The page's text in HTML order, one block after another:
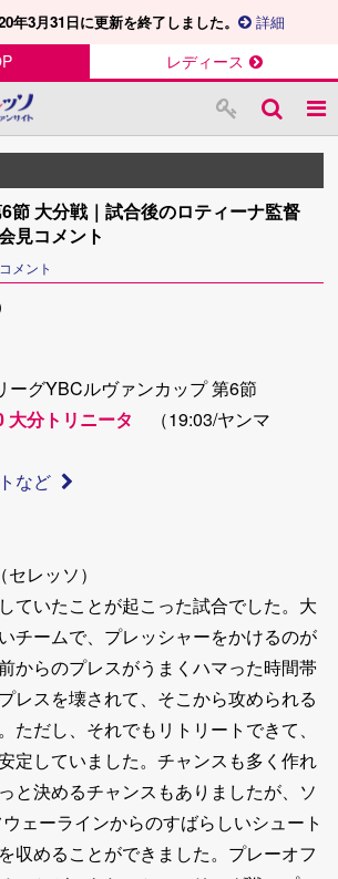
年3月31日に更新を終了しました。 詳細
レディース
節 大分戦｜試合後のロティーナ監督
見コメント
メント
ーグYBCルヴァンカップ 第6節
大分トリニータ
（19:03/ヤンマ
など
レッソ）
ていたことが起こった試合でした。大
チームで、プレッシャーをかけるのが
からのプレスがうまくハマった時間帯
レスを壊されて、そこから攻められる
ただし、それでもリトリートできて、
定していました。チャンスも多く作れ
と決めるチャンスもありましたが、ソ
ェーラインからのすばらしいシュート
収めることができました。プレーオフ